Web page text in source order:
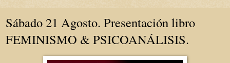
Sábado 21 Agosto. Presentación libro
FEMINISMO & PSICOANÁLISIS.